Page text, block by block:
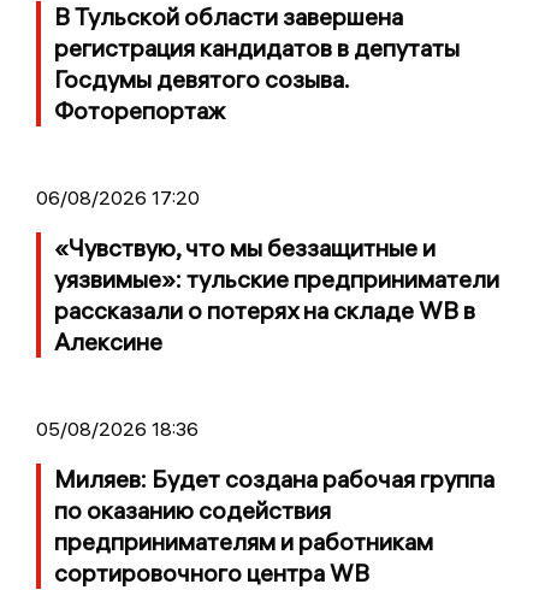
В Тульской области завершена
регистрация кандидатов в депутаты
Госдумы девятого созыва.
Фоторепортаж
06/08/2026 17:20
«Чувствую, что мы беззащитные и
уязвимые»: тульские предприниматели
рассказали о потерях на складе WB в
Алексине
05/08/2026 18:36
Миляев: Будет создана рабочая группа
по оказанию содействия
предпринимателям и работникам
сортировочного центра WB